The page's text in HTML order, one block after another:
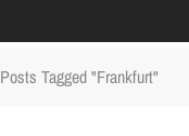
Posts Tagged "Frankfurt"